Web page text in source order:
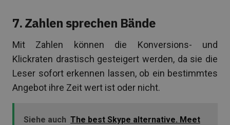
7. Zahlen sprechen Bände
Mit Zahlen können die Konversions- und
Klickraten drastisch gesteigert werden, da sie die
Leser sofort erkennen lassen, ob ein bestimmtes
Angebot ihre Zeit wert ist oder nicht.
Siehe auch The best Skype alternative. Meet